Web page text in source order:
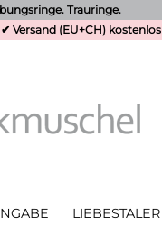
Trauringe.
✔ Versand (EU+CH) kostenlos
LIEBESTALER